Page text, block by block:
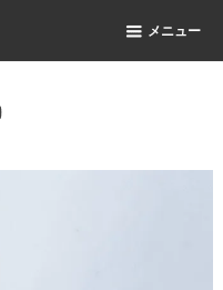
メニュー